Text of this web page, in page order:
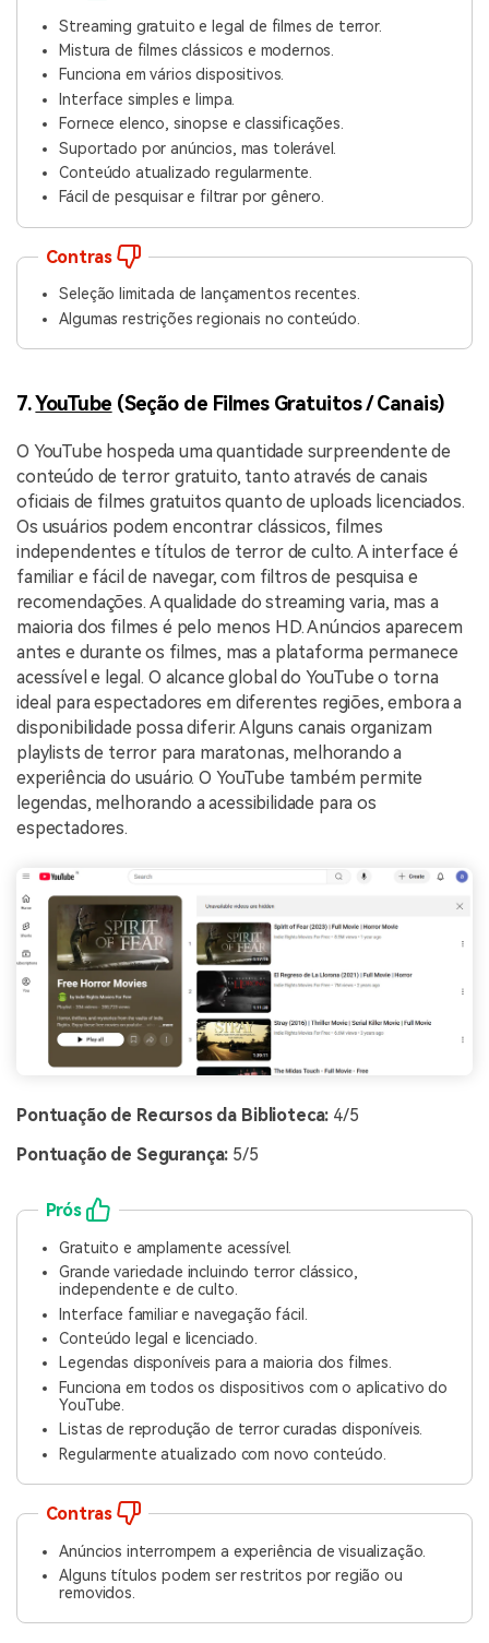
Streaming gratuito e legal de filmes de terror.
Mistura de filmes clássicos e modernos.
Funciona em vários dispositivos.
Interface simples e limpa.
Fornece elenco, sinopse e classificações.
Suportado por anúncios, mas tolerável.
Conteúdo atualizado regularmente.
Fácil de pesquisar e filtrar por gênero.
Contras
Seleção limitada de lançamentos recentes.
Algumas restrições regionais no conteúdo.
7.YouTube (Seção de Filmes Gratuitos / Canais)
O YouTube hospeda uma quantidade surpreendente de
conteúdo de terror gratuito, tanto através de canais
oficiais de filmes gratuitos quanto de uploads licenciados.
Os usuários podem encontrar clássicos, filmes
independentes e títulos de terror de culto. A interface é
familiar e fácil de navegar, com filtros de pesquisa e
recomendações. A qualidade do streaming varia, mas a
maioria dos filmes é pelo menos HD. Anúncios aparecem
antes e durante os filmes, mas a plataforma permanece
acessível e legal. O alcance global do YouTube o torna
ideal para espectadores em diferentes regiões, embora a
disponibilidade possa diferir. Alguns canais organizam
playlists de terror para maratonas, melhorando a
experiência do usuário. O YouTube também permite
legendas, melhorando a acessibilidade para os
espectadores.
Pontuação de Recursos da Biblioteca: 4/5
Pontuação de Segurança: 5/5
Prós
Gratuito e amplamente acessível.
Grande variedade incluindo terror clássico,
independente e de culto.
Interface familiar e navegação fácil.
Conteúdo legal e licenciado.
Legendas disponíveis para a maioria dos filmes.
Funciona em todos os dispositivos com o aplicativo do
YouTube.
Listas de reprodução de terror curadas disponíveis.
Regularmente atualizado com novo conteúdo.
Contras
Anúncios interrompem a experiência de visualização.
Alguns títulos podem ser restritos por região ou
removidos.